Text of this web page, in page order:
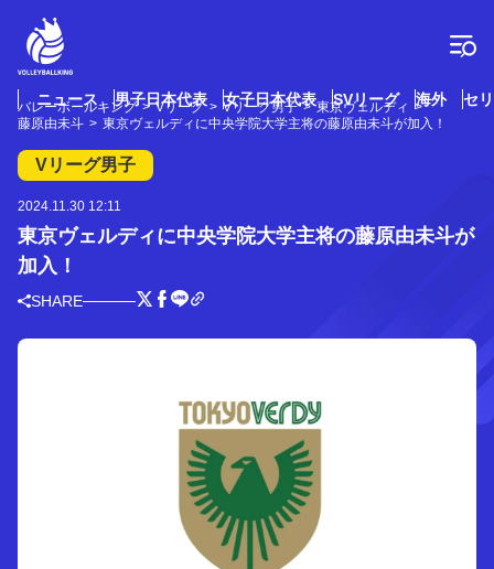
ニュース 男子日本代表 女子日本代表 SVリーグ 海外 セ
バレーボールキング Vリーグ Vリーグ男子
東京ヴェルディ
藤原由未斗
東京ヴェルディに中央学院大学主将の藤原由未斗が加入！
Vリーグ男子
2024.11.30 12:11
東京ヴェルディに中央学院大学主将の藤原由未斗が
加入！
SHARE